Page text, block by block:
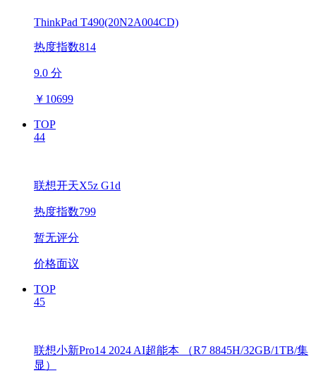
ThinkPad T490(20N2A004CD)
热度指数814
9.0 分
￥ 10699
TOP
44
联想开天X5z G1d
热度指数799
暂无评分
价格面议
TOP
45
联想小新Pro14 2024 AI超能本 （R7 8845H/32GB/1TB/集
显）